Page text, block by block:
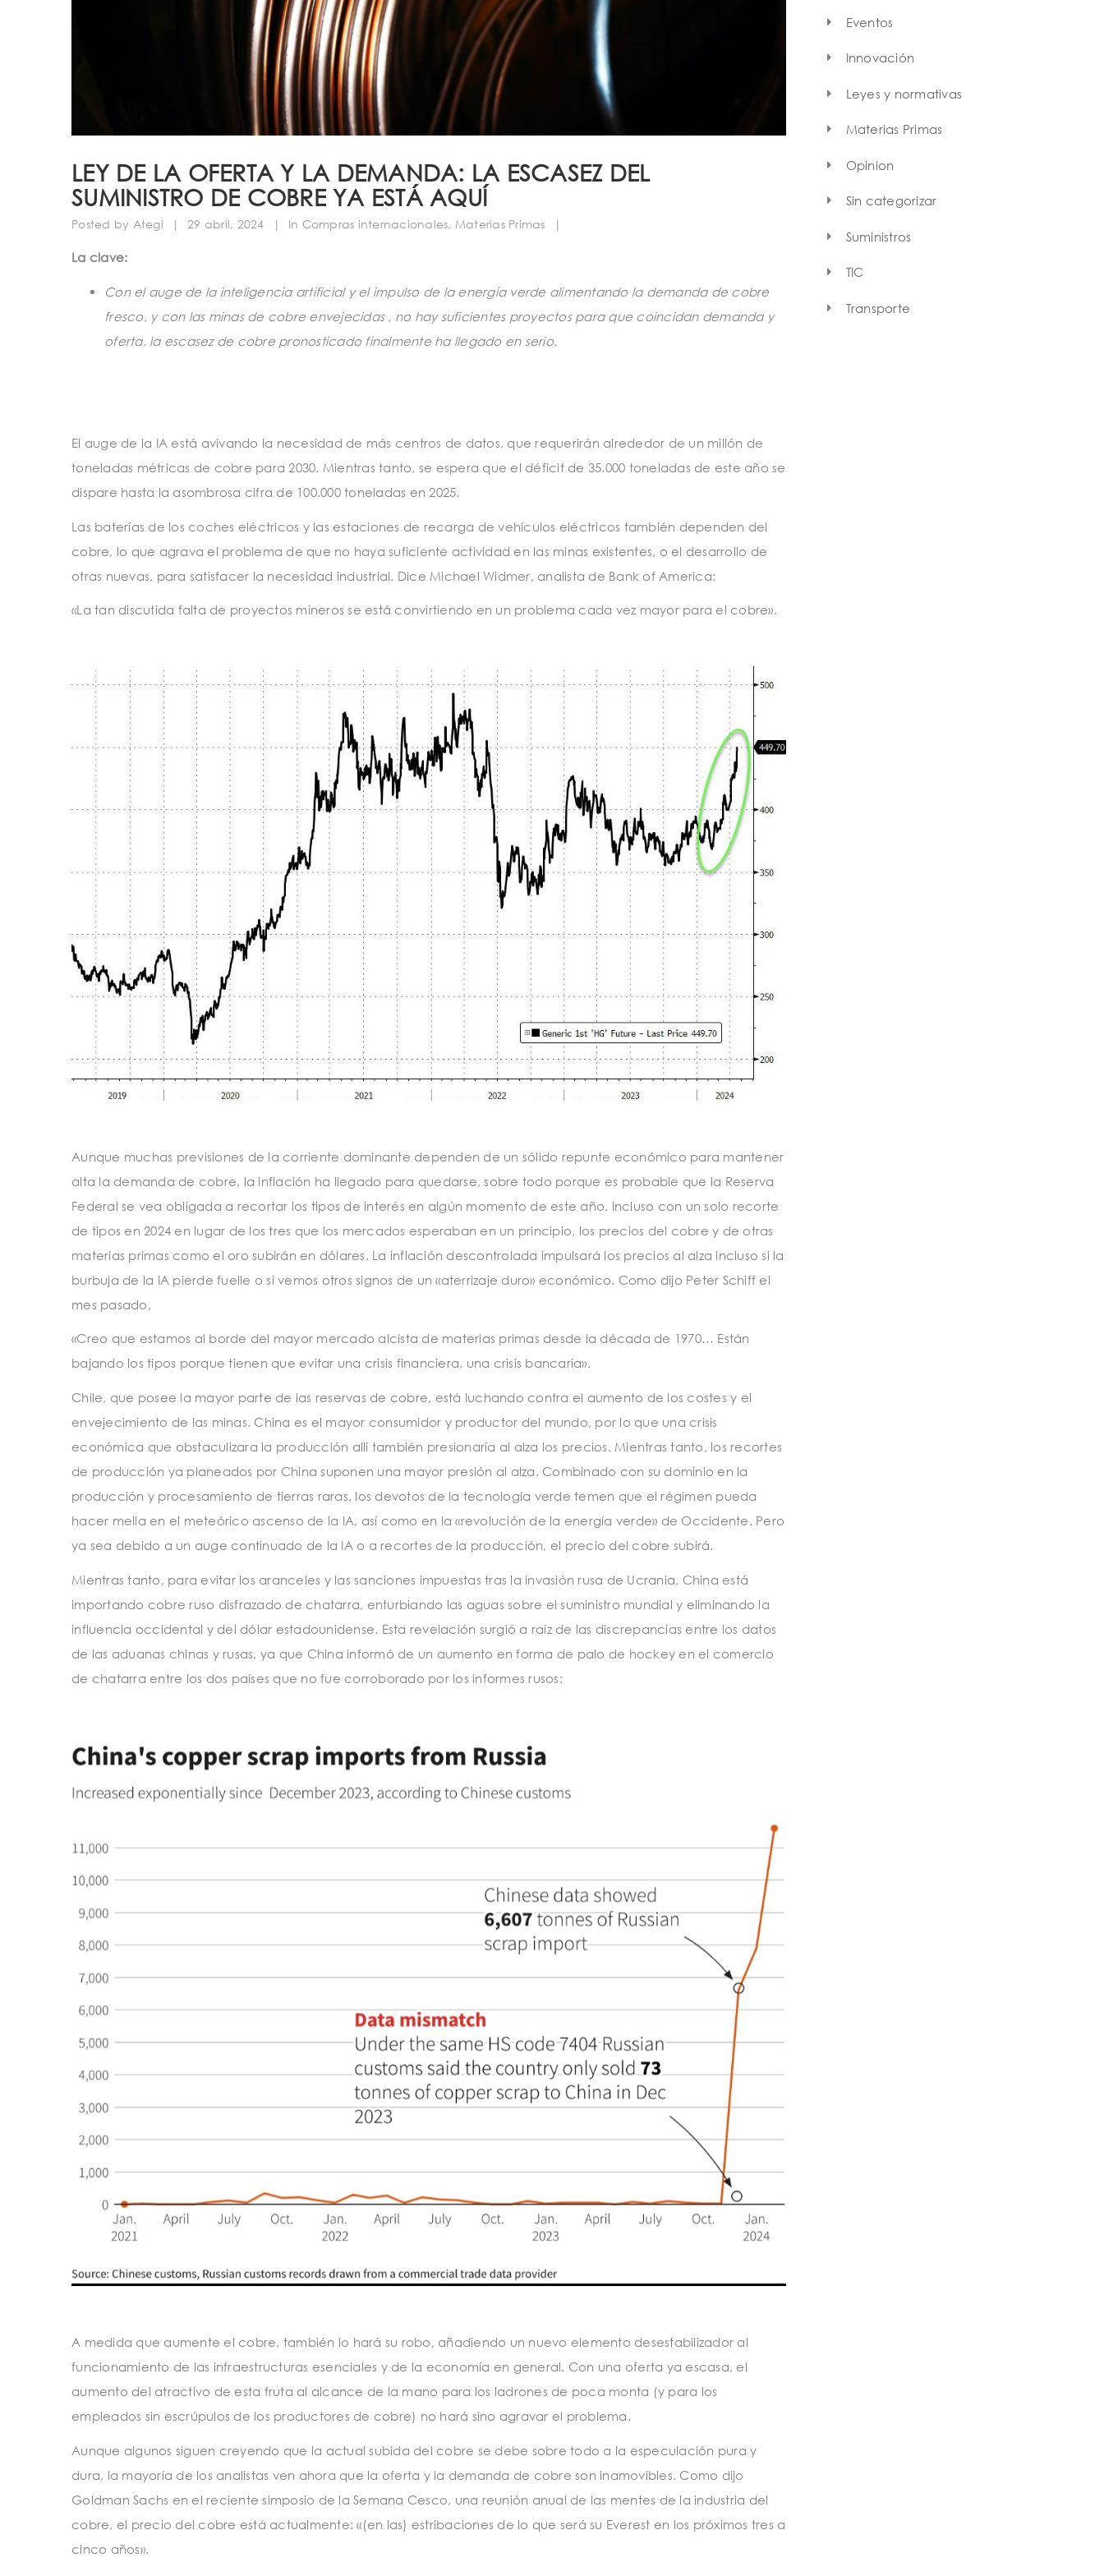
LEY DE LA OFERTA Y LA DEMANDA: LA ESCASEZ DEL
SUMINISTRO DE COBRE YA ESTÁ AQUÍ
Posted by Ategi | 29 abril, 2024 | In Compras internacionales, Materias Primas |
La clave:
Con el auge de la inteligencia artificial y el impulso de la energía verde alimentando la demanda de cobre
fresco, y con las minas de cobre envejecidas , no hay suficientes proyectos para que coincidan demanda y
oferta, la escasez de cobre pronosticado finalmente ha llegado en serio.
El auge de la IA está avivando la necesidad de más centros de datos, que requerirán alrededor de un millón de
toneladas métricas de cobre para 2030. Mientras tanto, se espera que el déficit de 35.000 toneladas de este año se
dispare hasta la asombrosa cifra de 100.000 toneladas en 2025.
Las baterías de los coches eléctricos y las estaciones de recarga de vehículos eléctricos también dependen del
cobre, lo que agrava el problema de que no haya suficiente actividad en las minas existentes, o el desarrollo de
otras nuevas, para satisfacer la necesidad industrial. Dice Michael Widmer, analista de Bank of America:
«La tan discutida falta de proyectos mineros se está convirtiendo en un problema cada vez mayor para el cobre».
Aunque muchas previsiones de la corriente dominante dependen de un sólido repunte económico para mantener
alta la demanda de cobre, la inflación ha llegado para quedarse, sobre todo porque es probable que la Reserva
Federal se vea obligada a recortar los tipos de interés en algún momento de este año. Incluso con un solo recorte
de tipos en 2024 en lugar de los tres que los mercados esperaban en un principio, los precios del cobre y de otras
materias primas como el oro subirán en dólares. La inflación descontrolada impulsará los precios al alza incluso si la
burbuja de la IA pierde fuelle o si vemos otros signos de un «aterrizaje duro» económico. Como dijo Peter Schiff el
mes pasado,
«Creo que estamos al borde del mayor mercado alcista de materias primas desde la década de 1970… Están
bajando los tipos porque tienen que evitar una crisis financiera, una crisis bancaria».
Chile, que posee la mayor parte de las reservas de cobre, está luchando contra el aumento de los costes y el
envejecimiento de las minas. China es el mayor consumidor y productor del mundo, por lo que una crisis
económica que obstaculizara la producción allí también presionaría al alza los precios. Mientras tanto, los recortes
de producción ya planeados por China suponen una mayor presión al alza. Combinado con su dominio en la
producción y procesamiento de tierras raras, los devotos de la tecnología verde temen que el régimen pueda
hacer mella en el meteórico ascenso de la IA, así como en la «revolución de la energía verde» de Occidente. Pero
ya sea debido a un auge continuado de la IA o a recortes de la producción, el precio del cobre subirá.
Mientras tanto, para evitar los aranceles y las sanciones impuestas tras la invasión rusa de Ucrania, China está
importando cobre ruso disfrazado de chatarra, enturbiando las aguas sobre el suministro mundial y eliminando la
influencia occidental y del dólar estadounidense. Esta revelación surgió a raíz de las discrepancias entre los datos
de las aduanas chinas y rusas, ya que China informó de un aumento en forma de palo de hockey en el comercio
de chatarra entre los dos países que no fue corroborado por los informes rusos:
A medida que aumente el cobre, también lo hará su robo, añadiendo un nuevo elemento desestabilizador al
funcionamiento de las infraestructuras esenciales y de la economía en general. Con una oferta ya escasa, el
aumento del atractivo de esta fruta al alcance de la mano para los ladrones de poca monta (y para los
empleados sin escrúpulos de los productores de cobre) no hará sino agravar el problema.
Aunque algunos siguen creyendo que la actual subida del cobre se debe sobre todo a la especulación pura y
dura, la mayoría de los analistas ven ahora que la oferta y la demanda de cobre son inamovibles. Como dijo
Goldman Sachs en el reciente simposio de la Semana Cesco, una reunión anual de las mentes de la industria del
cobre, el precio del cobre está actualmente: «(en las) estribaciones de lo que será su Everest en los próximos tres a
cinco años».
Eventos
Innovación
Leyes y normativas
Materias Primas
Opinion
Sin categorizar
Suministros
TIC
Transporte